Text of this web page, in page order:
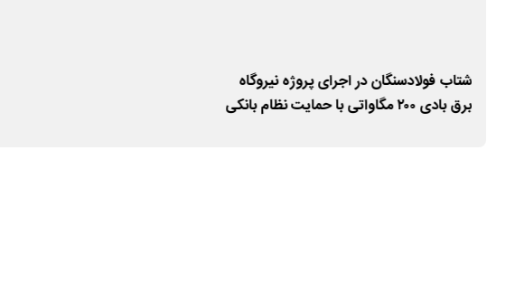
شتاب فولادسنگان در اجرای پروژه نیروگاه
برق بادی ۲۰۰ مگاواتی با حمایت نظام بانکی